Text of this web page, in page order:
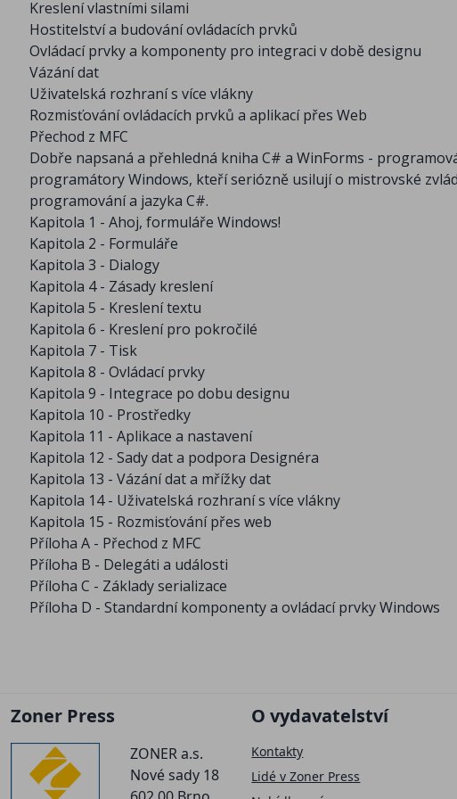
Kreslení vlastními silami
Hostitelství a budování ovládacích prvků
Ovládací prvky a komponenty pro integraci v době designu
Vázání dat
Uživatelská rozhraní s více vlákny
Rozmisťování ovládacích prvků a aplikací přes Web
Přechod z MFC
Dobře napsaná a přehledná kniha C# a WinForms -
programátory Windows, kteří seriózně usilují o mistrovské
programování a jazyka C#.
Kapitola 1 - Ahoj, formuláře Windows!
Kapitola 2 - Formuláře
Kapitola 3 - Dialogy
Kapitola 4 - Zásady kreslení
Kapitola 5 - Kreslení textu
Kapitola 6 - Kreslení pro pokročilé
Kapitola 7 - Tisk
Kapitola 8 - Ovládací prvky
Kapitola 9 - Integrace po dobu designu
Kapitola 10 - Prostředky
Kapitola 11 - Aplikace a nastavení
Kapitola 12 - Sady dat a podpora Designéra
Kapitola 13 - Vázání dat a mřížky dat
Kapitola 14 - Uživatelská rozhraní s více vlákny
Kapitola 15 - Rozmisťování přes web
Příloha A - Přechod z MFC
Příloha B - Delegáti a události
Příloha C - Základy serializace
Příloha D - Standardní komponenty a ovládací prvky Windows
Zoner Press
ZONER a.s.
Nové sady 18
O vydavatelství
Kontakty
Lidé v Zoner Press